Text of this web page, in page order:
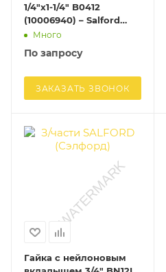
1/4"х1-1/4" B0412
(10006940) – Salford
(арт. B0412 (10006940))
Много
По запросу
ЗАКАЗАТЬ ЗВОНОК
Гайка с нейлоновым